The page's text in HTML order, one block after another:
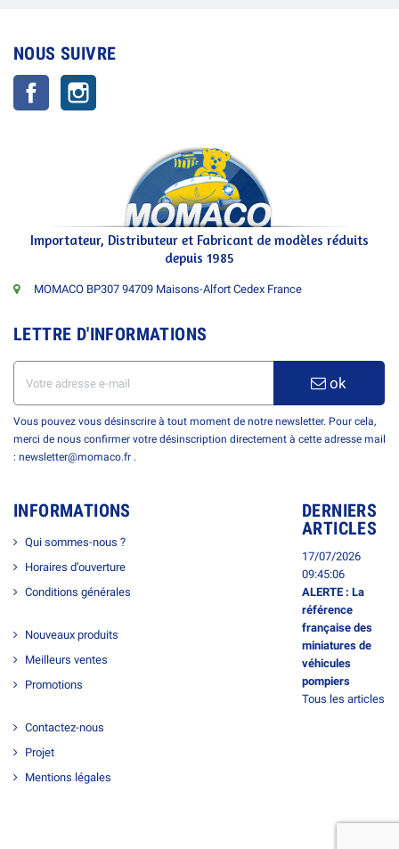
NOUS SUIVRE
Facebook
Importateur, Distributeur et Fabricant de modèles réduits
depuis 1985
MOMACO BP307 94709 Maisons-Alfort Cedex France
LETTRE D'INFORMATIONS
ok
Vous pouvez vous désinscrire à tout moment de notre newsletter. Pour cela,
merci de nous confirmer votre désinscription directement à cette adresse mail
: newsletter@momaco.fr .
INFORMATIONS
Qui sommes-nous ?
Horaires d’ouverture
Conditions générales
Nouveaux produits
Meilleurs ventes
Promotions
Contactez-nous
Projet
Mentions légales
DERNIERS
ARTICLES
17/07/2026
09:45:06
ALERTE : La
référence
française des
miniatures de
véhicules
pompiers
Tous les articles